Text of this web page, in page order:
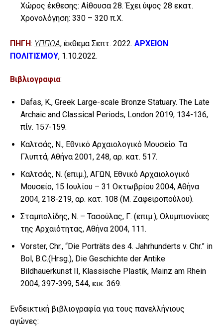
Χώρος έκθεσης: Αίθουσα 28. Έχει ύψος 28 εκατ.
Χρονολόγηση: 330 – 320 π.Χ.
ΠΗΓΗ: ΥΠΠΟΑ, έκθεμα Σεπτ. 2022. ΑΡΧΕΙΟΝ
ΠΟΛΙΤΙΣΜΟΥ, 1.10.2022.
Bιβλιογραφια:
Dafas, K., Greek Large-scale Bronze Statuary. The Late
Archaic and Classical Periods, London 2019, 134-136,
πίν. 157-159.
Καλτσάς, N., Εθνικό Αρχαιολογικό Μουσείο. Τα
Γλυπτά, Αθήνα 2001, 248, αρ. κατ. 517.
Καλτσάς, N. (επιμ.), ΑΓΩΝ, Εθνικό Αρχαιολογικό
Μουσείο, 15 Ιουλίου – 31 Οκτωβρίου 2004, Αθήνα
2004, 218-219, αρ. κατ. 108 (Μ. Ζαφειροπούλου).
Σταμπολίδης, Ν. – Τασούλας, Γ. (επιμ.), Ολυμπιονίκες
της Αρχαιότητας, Αθήνα 2004, 111.
Vorster, Chr., “Die Porträts des 4. Jahrhunderts v. Chr.” in
Bol, B.C.(Hrsg.), Die Geschichte der Antike
Bildhauerkunst II, Klassische Plastik, Mainz am Rhein
2004, 397-399, 544, εικ. 369.
Ενδεικτική βιβλιογραφία για τους πανελλήνιους
αγώνες: